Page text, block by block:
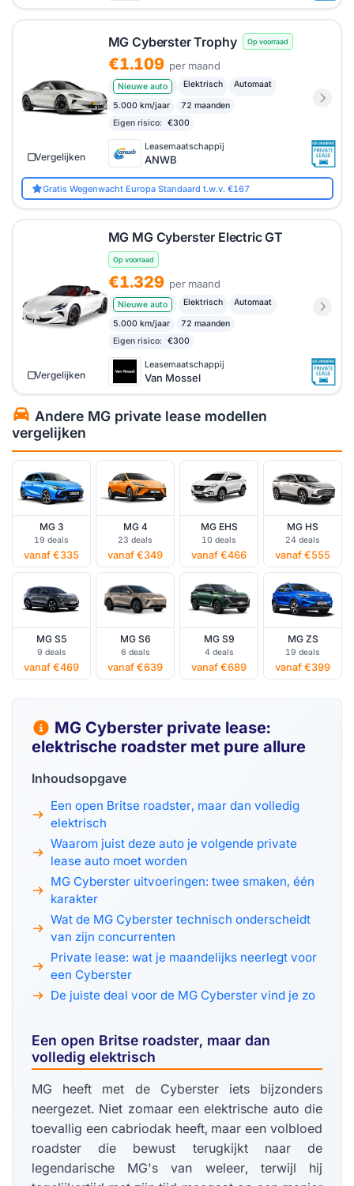
MG Cyberster Trophy Op voorraad
€1.109 per maand
Nieuwe auto Elektrisch Automaat
5.000 km/jaar
72 maanden
Eigen risico:
€300
Leasemaatschappij
ANWB
Vergelijken
Gratis Wegenwacht Europa Standaard t.w.v. €167
MG MG Cyberster Electric GT
Op voorraad
€1.329 per maand
Nieuwe auto Elektrisch Automaat
5.000 km/jaar
72 maanden
Eigen risico:
€300
Leasemaatschappij
Van Mossel
Vergelijken
Andere MG private lease modellen
vergelijken
MG 3
19 deals
vanaf €335
MG 4
23 deals
vanaf €349
MG EHS
10 deals
vanaf €466
MG HS
24 deals
vanaf €555
MG S5
9 deals
vanaf €469
MG S6
6 deals
vanaf €639
MG S9
4 deals
vanaf €689
MG ZS
19 deals
vanaf €399
MG Cyberster private lease:
elektrische roadster met pure allure
Inhoudsopgave
Een open Britse roadster, maar dan volledig
elektrisch
Waarom juist deze auto je volgende private
lease auto moet worden
MG Cyberster uitvoeringen: twee smaken, één
karakter
Wat de MG Cyberster technisch onderscheidt
van zijn concurrenten
Private lease: wat je maandelijks neerlegt voor
een Cyberster
De juiste deal voor de MG Cyberster vind je zo
Een open Britse roadster, maar dan
volledig elektrisch
MG heeft met de Cyberster iets bijzonders
neergezet. Niet zomaar een elektrische auto die
toevallig een cabriodak heeft, maar een volbloed
roadster die bewust terugkijkt naar de
legendarische MG's van weleer, terwijl hij